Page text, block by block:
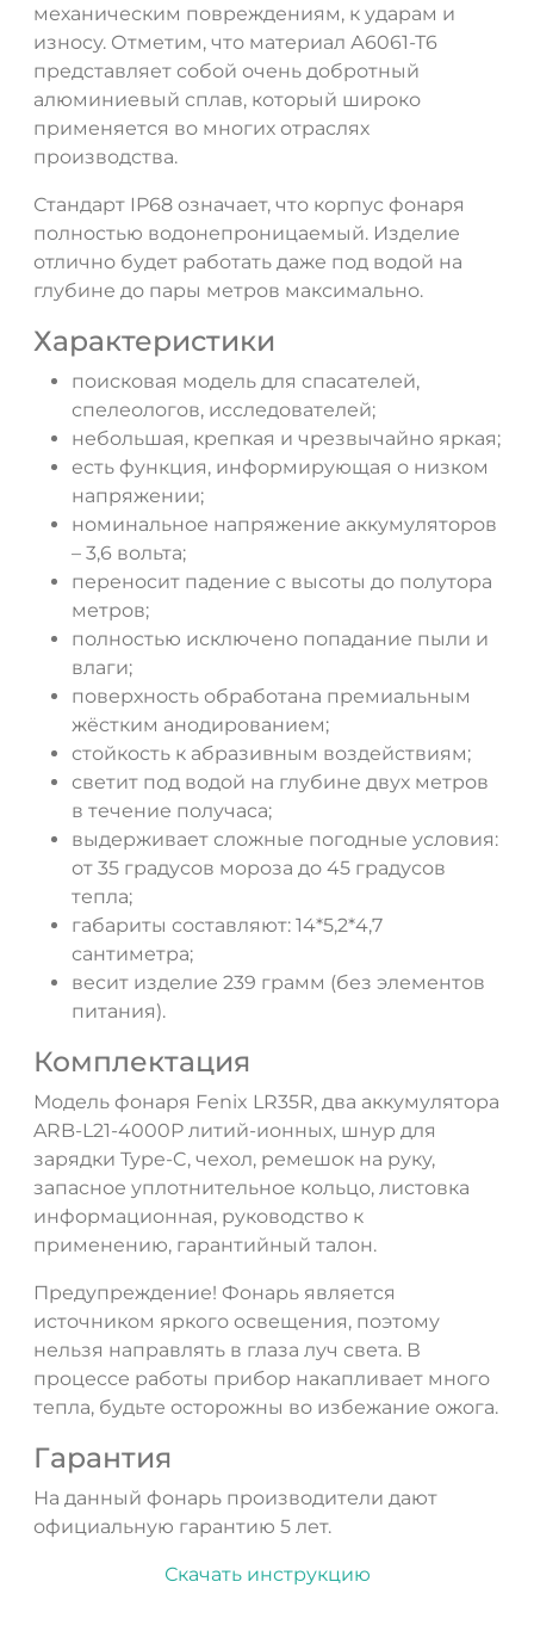
механическим повреждениям, к ударам и
износу. Отметим, что материал А6061-Т6
представляет собой очень добротный
алюминиевый сплав, который широко
применяется во многих отраслях
производства.
Стандарт IP68 означает, что корпус фонаря
полностью водонепроницаемый. Изделие
отлично будет работать даже под водой на
глубине до пары метров максимально.
Характеристики
поисковая модель для спасателей,
спелеологов, исследователей;
небольшая, крепкая и чрезвычайно яркая;
есть функция, информирующая о низком
напряжении;
номинальное напряжение аккумуляторов
– 3,6 вольта;
переносит падение с высоты до полутора
метров;
полностью исключено попадание пыли и
влаги;
поверхность обработана премиальным
жёстким анодированием;
стойкость к абразивным воздействиям;
светит под водой на глубине двух метров
в течение получаса;
выдерживает сложные погодные условия:
от 35 градусов мороза до 45 градусов
тепла;
габариты составляют: 14*5,2*4,7
сантиметра;
весит изделие 239 грамм (без элементов
питания).
Комплектация
Модель фонаря Fenix LR35R, два аккумулятора
ARB-L21-4000P литий-ионных, шнур для
зарядки Type-C, чехол, ремешок на руку,
запасное уплотнительное кольцо, листовка
информационная, руководство к
применению, гарантийный талон.
Предупреждение! Фонарь является
источником яркого освещения, поэтому
нельзя направлять в глаза луч света. В
процессе работы прибор накапливает много
тепла, будьте осторожны во избежание ожога.
Гарантия
На данный фонарь производители дают
официальную гарантию 5 лет.
Скачать инструкцию